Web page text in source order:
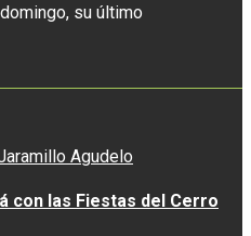
su último
Agudelo
con las Fiestas del Cerro